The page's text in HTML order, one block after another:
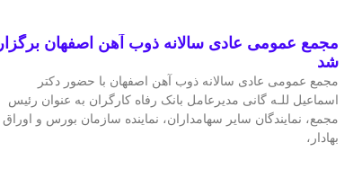
مجمع عمومی عادی سالانه ذوب آهن اصفهان برگزار
شد
مجمع عمومی عادی سالانه ذوب آهن اصفهان با حضور دکتر
اسماعیل للـه گانی مدیرعامل بانک رفاه کارگران به عنوان رئیس
مجمع، نمایندگان سایر سهامداران، نماینده سازمان بورس و اوراق
بهادار،